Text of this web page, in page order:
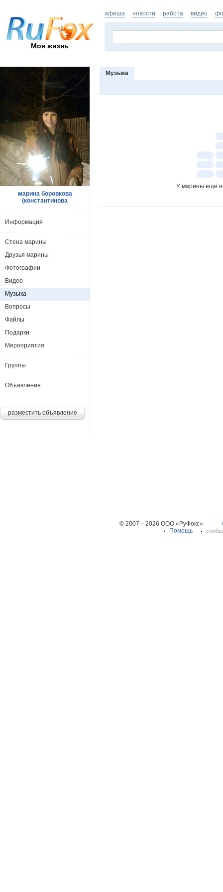
Моя жизнь
афиша новости работа видео
Музыка
У марины ещё
марина боровкова
(константинова
Информация
Стена марины
Друзья марины
Фотографии
Видео
Музыка
Вопросы
Файлы
Подарки
Мероприятия
Группы
Объявления
разместить объявление
© 2007—2026 ООО «РуФокс»
Помощь